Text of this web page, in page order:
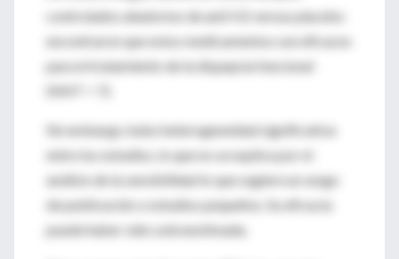
controlados aleatorios de anti H2 versus placebo
encontraron que estos medicamentos son eficaces
para el tratamiento de la dispepsia funcional
(NNT = 7).
Sin embargo, hubo heterogeneidad significativa
entre los estudios, lo que no se explica por el
análisis de la sensibilidad lo que sugiere un sesgo
de publicación o estudios pequeños. Su eficacia
puede haber sido sobreestimada.